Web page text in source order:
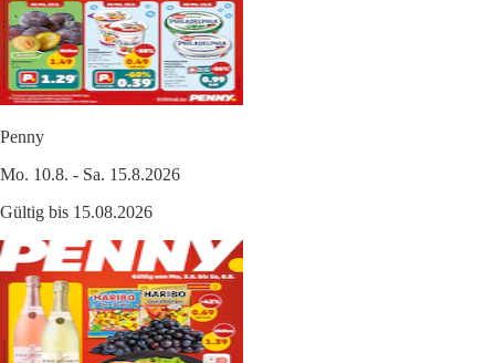
Penny
Mo. 10.8. - Sa. 15.8.2026
Gültig bis 15.08.2026